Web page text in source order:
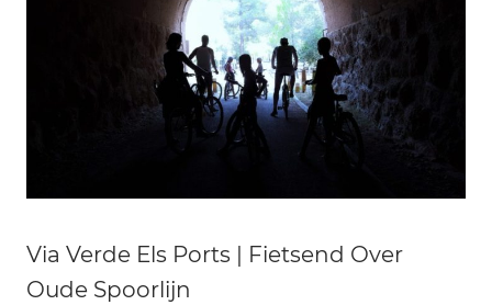
Via Verde Els Ports | Fietsend Over
Oude Spoorlijn